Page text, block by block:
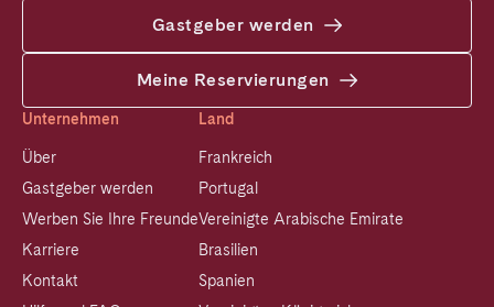
Gastgeber werden
Meine Reservierungen
Unternehmen
Über
Gastgeber werden
Werben Sie Ihre Freunde
Karriere
Kontakt
Land
Frankreich
Portugal
Vereinigte Arabische Emirate
Brasilien
Spanien